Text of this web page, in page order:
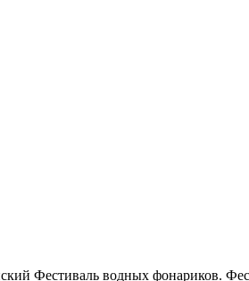
Фестиваль водных фонариков.